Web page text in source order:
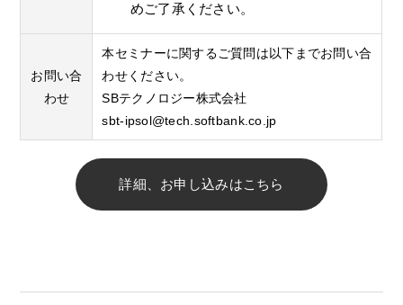
めご了承ください。
お問い合
わせ
本セミナーに関するご質問は以下までお問い合
わせください。
SBテクノロジー株式会社
sbt-ipsol@tech.softbank.co.jp
詳細、お申し込みはこちら